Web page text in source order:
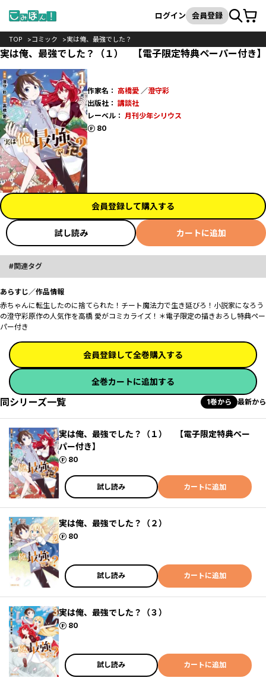
検索
ログイン 会員登録カート
TOP コミック 実は俺、最強でした？
実は俺、最強でした？（１） 【電子限定特典ペーパー付き】
作家名： 高橋愛／澄守彩
出版社： 講談社
レーベル： 月刊少年シリウス
80
ポイント
会員登録して購入する
試し読み カートに追加
関連タグ
あらすじ／作品情報
赤ちゃんに転生したのに捨てられた！チート魔法力で生き延びろ！小説家になろう
の澄守彩原作の人気作を高橋 愛がコミカライズ！＊電子限定の描きおろし特典ペー
パー付き
会員登録して全巻購入する
全巻カートに追加する
同シリーズ一覧 1巻から 最新から
実は俺、最強でした？（１） 【電子限定特典ペー
パー付き】
80
ポイント
試し読み カートに追加
実は俺、最強でした？（２）
80
ポイント
試し読み カートに追加
実は俺、最強でした？（３）
80
ポイント
試し読み カートに追加